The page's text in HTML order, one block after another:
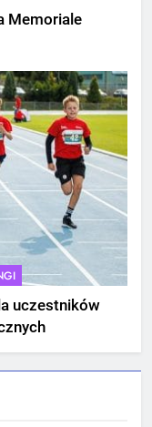
uczestników